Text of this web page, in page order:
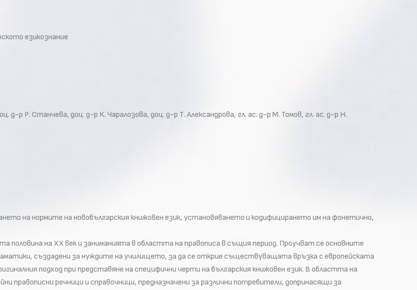
езикознание
д-р Р. Станчева, доц. д-р К. Чаралозова, доц. д-р Т. Александрова, гл. ас. д-р М. Томов, гл. ас. д-р Н.
на нормите на новобългарския книжовен език, установяването и кодифицирането им на фонетично,
половина на ХХ век и заниманията в областта на правописа в същия период. Проучват се основните
създадени за нуждите на училището, за да се открие съществуващата връзка с европейската
подход при представяне на специфични черти на българския книжовен език. В областта на
правописни речници и справочници, предназначени за различни потребители, допринасящи за